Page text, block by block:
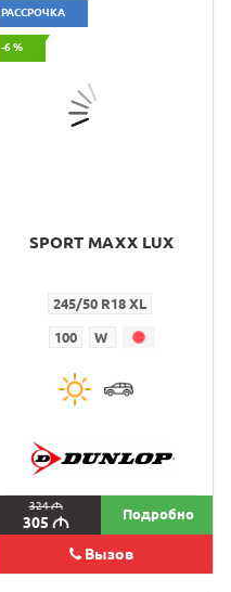
РАССРОЧКА
-6 %
SPORT MAXX LUX
245/50 R18 XL
100 W
324M
305 M Подробно
Вызов